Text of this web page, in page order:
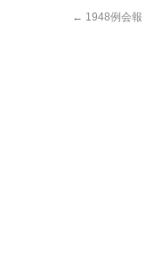
← 1948例会報